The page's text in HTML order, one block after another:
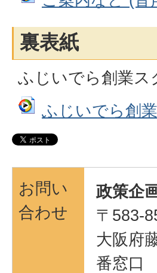
裏表紙
ふじいでら創業ス
ふじいでら創
お問い
合わせ
政策企
〒583-
大阪府
番窓口